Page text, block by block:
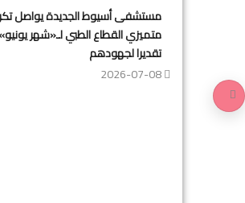
مستشفى أسيوط الجديدة يواصل
متميزي القطاع الطبي لـ«شهر يونيو»
تقديرا لجهودهم
2026-07-08